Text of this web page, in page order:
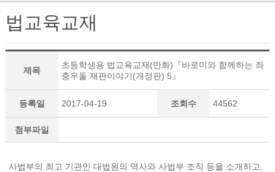
법교육교재
제목
초등학생용 법교육교재(만화)『바로미와 함께하는 좌
충우돌 재판이야기(개정판) 5』
등록일 2017-04-19 조회수 44562
첨부파일
사법부의 최고 기관인 대법원의 역사와 사법부 조직 등을 소개하고,